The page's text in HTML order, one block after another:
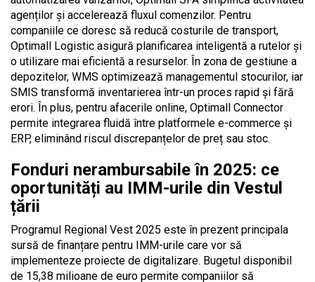
agenților și accelerează fluxul comenzilor. Pentru
companiile ce doresc să reducă costurile de transport,
Optimall Logistic asigură planificarea inteligentă a rutelor și
o utilizare mai eficientă a resurselor. În zona de gestiune a
depozitelor, WMS optimizează managementul stocurilor, iar
SMIS transformă inventarierea într-un proces rapid și fără
erori. În plus, pentru afacerile online, Optimall Connector
permite integrarea fluidă între platformele e-commerce și
ERP, eliminând riscul discrepanțelor de preț sau stoc.
Fonduri nerambursabile în 2025: ce
oportunități au IMM-urile din Vestul
țării
Programul Regional Vest 2025 este în prezent principala
sursă de finanțare pentru IMM-urile care vor să
implementeze proiecte de digitalizare. Bugetul disponibil
de 15,38 milioane de euro permite companiilor să